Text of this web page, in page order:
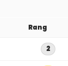
Rang
2